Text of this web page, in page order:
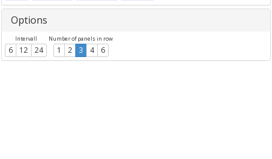
Options
Intervall
6 12 24
Number of panels in row
1 2 3 4 6